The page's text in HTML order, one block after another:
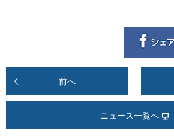
前へ
ニュース一覧へ